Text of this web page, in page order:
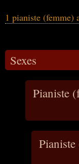
1 pianiste (femme)
Sexes
Pianiste